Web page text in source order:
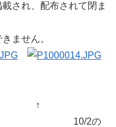
され、配布されて閉ま
ません。
広告 10/2の